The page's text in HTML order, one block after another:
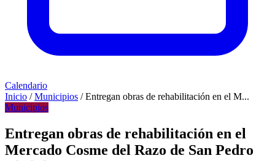
Calendario
Inicio / Municipios / Entregan obras de rehabilitación en el M...
Municipios
Entregan obras de rehabilitación en el
Mercado Cosme del Razo de San Pedro